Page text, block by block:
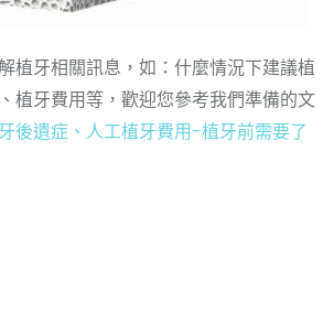
植牙相關訊息，如：什麼情況下建議植
植牙費用等，歡迎您參考我們準備的文
後遺症、人工植牙費用-植牙前需要了